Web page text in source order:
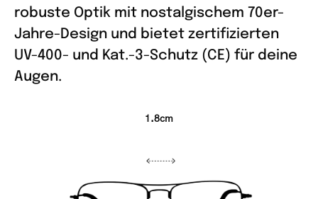
robuste Optik mit nostalgischem 70er-
Jahre-Design und bietet zertifizierten
UV-400- und Kat.-3-Schutz (CE) für deine
Augen.
1.8cm